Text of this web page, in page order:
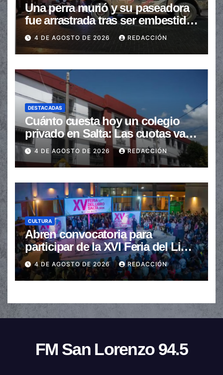
Una perra murió y su paseadora
fue arrastrada tras ser embestidas
en la senda peatonal
4 DE AGOSTO DE 2026 REDACCIÓN
DESTACADAS
Cuánto cuesta hoy un colegio
privado en Salta: Las cuotas van
de $110.000 a más de $600.000
4 DE AGOSTO DE 2026 REDACCIÓN
CULTURA
Abren convocatoria para
participar de la XVI Feria del Libro
de Salta
4 DE AGOSTO DE 2026 REDACCIÓN
FM San Lorenzo 94.5